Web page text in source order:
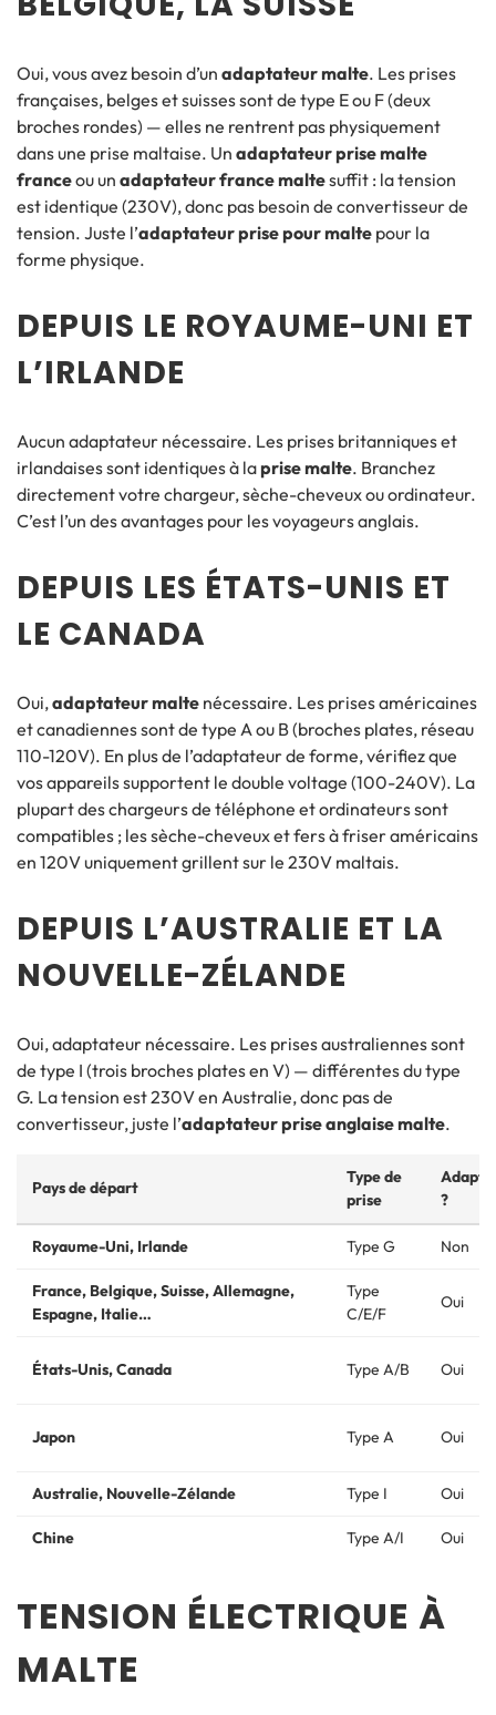
Oui, vous avez besoin d’un adaptateur malte. Les prises
françaises, belges et suisses sont de type E ou F (deux
broches rondes) — elles ne rentrent pas physiquement
dans une prise maltaise. Un adaptateur prise malte
franceou un adaptateur france maltesuffit : la tension
est identique (230V), donc pas besoin de convertisseur de
tension. Juste l’adaptateur prise pour malte pour la
forme physique.
DEPUIS LE ROYAUME-UNI ET
L’IRLANDE
Aucun adaptateur nécessaire. Les prises britanniques et
irlandaises sont identiques à laprise malte. Branchez
directement votre chargeur, sèche-cheveux ou ordinateur.
C’est l’un des avantages pour les voyageurs anglais.
DEPUIS LES ÉTATS-UNIS ET
LE CANADA
Oui,adaptateur malte nécessaire. Les prises américaines
et canadiennes sont de type A ou B (broches plates, réseau
110-120V). En plus de l’adaptateur de forme, vérifiez que
vos appareils supportent le double voltage (100-240V). La
plupart des chargeurs de téléphone et ordinateurs sont
compatibles ; les sèche-cheveux et fers à friser américains
en 120V uniquement grillent sur le 230V maltais.
DEPUIS L’AUSTRALIE ET LA
NOUVELLE-ZÉLANDE
Oui, adaptateur nécessaire. Les prises australiennes sont
de type I (trois broches plates en V) — différentes du type
G. La tension est 230V en Australie, donc pas de
convertisseur, juste l’adaptateur prise anglaise malte.
Pays de départ
Type de
prise
?
Royaume-Uni, Irlande Type G Non
France, Belgique, Suisse, Allemagne,
Espagne, Italie…
Type
C/E/F
Oui
États-Unis, Canada Type A/B Oui
Japon Type A Oui
Australie, Nouvelle-Zélande Type I Oui
Chine Type A/I Oui
TENSION ÉLECTRIQUE À
MALTE